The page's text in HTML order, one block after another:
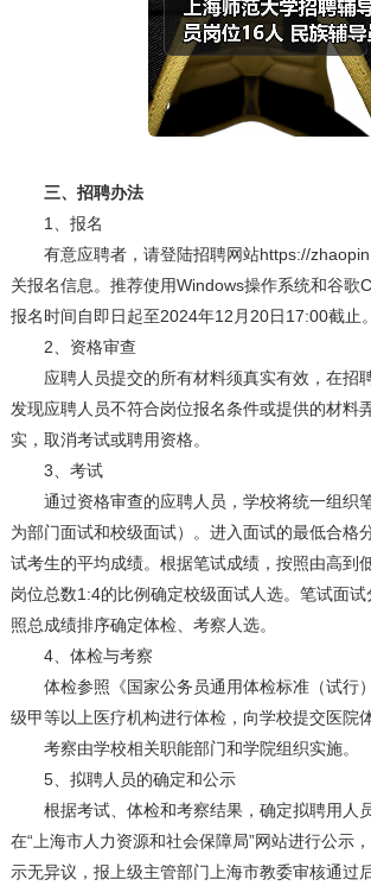
三、招聘办法
1、报名
有意应聘者，请登陆招聘网站https://
关报名信息。推荐使用Windows操作系统和谷歌
报名时间自即日起至2024年12月20日17:00截止。
2、资格审查
应聘人员提交的所有材料须真实有效，在招
发现应聘人员不符合岗位报名条件或提供的材料
实，取消考试或聘用资格。
3、考试
通过资格审查的应聘人员，学校将统一组织
为部门面试和校级面试）。进入面试的最低合格
试考生的平均成绩。根据笔试成绩，按照由高到
岗位总数1:4的比例确定校级面试人选。笔试面
照总成绩排序确定体检、考察人选。
4、体检与考察
体检参照《国家公务员通用体检标准（试行
级甲等以上医疗机构进行体检，向学校提交医院
考察由学校相关职能部门和学院组织实施。
5、拟聘人员的确定和公示
根据考试、体检和考察结果，确定拟聘用人
在“上海市人力资源和社会保障局”网站进行公示
示无异议，报上级主管部门上海市教委审核通过